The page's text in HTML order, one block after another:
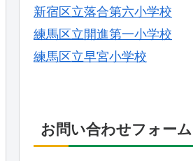
新宿区立落合第六小学校
練馬区立開進第一小学校
練馬区立早宮小学校
お問い合わせフォーム